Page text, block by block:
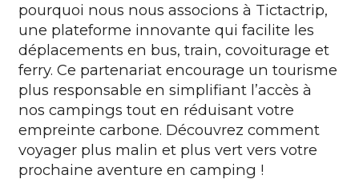
pourquoi nous nous associons à Tictactrip,
une plateforme innovante qui facilite les
déplacements en bus, train, covoiturage et
ferry. Ce partenariat encourage un tourisme
plus responsable en simplifiant l’accès à
nos campings tout en réduisant votre
empreinte carbone. Découvrez comment
voyager plus malin et plus vert vers votre
prochaine aventure en camping !